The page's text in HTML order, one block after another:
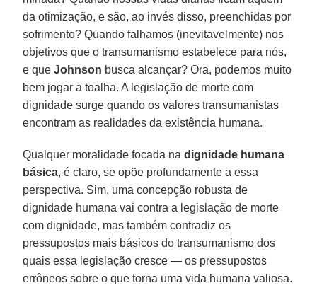
da otimização, e são, ao invés disso, preenchidas por
sofrimento? Quando falhamos (inevitavelmente) nos
objetivos que o transumanismo estabelece para nós,
e queJohnson busca alcançar? Ora, podemos muito
bem jogar a toalha. A legislação de morte com
dignidade surge quando os valores transumanistas
encontram as realidades da existência humana.
Qualquer moralidade focada nadignidade humana
básica, é claro, se opõe profundamente a essa
perspectiva. Sim, uma concepção robusta de
dignidade humana vai contra a legislação de morte
com dignidade, mas também contradiz os
pressupostos mais básicos do transumanismo dos
quais essa legislação cresce — os pressupostos
errôneos sobre o que torna uma vida humana valiosa.